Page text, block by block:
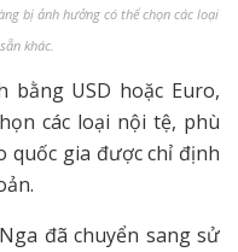
bị ảnh hưởng có thể chọn các loại
khác.
USD hoặc Euro,
các loại nội tệ, phù
quốc gia được chỉ định
đã chuyển sang sử